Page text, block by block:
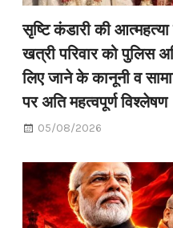
सृष्टि कंडारी की
खत्री परिवार को पुलिस
लिए जाने के कानूनी व
पर अति महत्वपूर्ण विश्लेषण
05/08/2026